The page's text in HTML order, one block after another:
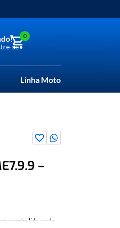
0
Linha Moto
–
a senha lida, pode